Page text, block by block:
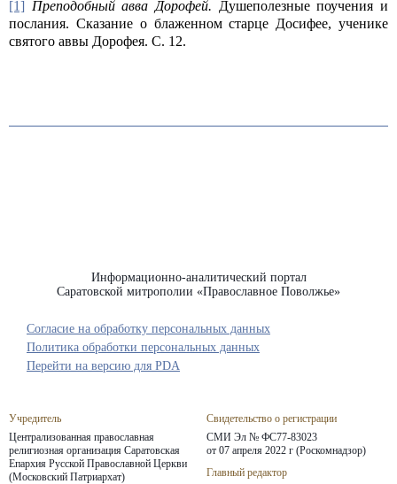
[1] Преподобный авва Дорофей. Душеполезные поучения и
послания. Сказание о блаженном старце Досифее, ученике
святого аввы Дорофея. С. 12.
Информационно-аналитический портал
Саратовской митрополии «Православное Поволжье»
Учредитель
Централизованная православная
религиозная организация Саратовская
Епархия Русской Православной Церкви
(Московский Патриархат)
Свидетельство о регистрации
СМИ Эл № ФС77-83023
от 07 апреля 2022 г (Роскомнадзор)
Главный редактор
Согласие на обработку персональных данных
Политика обработки персональных данных
Перейти на версию для PDA